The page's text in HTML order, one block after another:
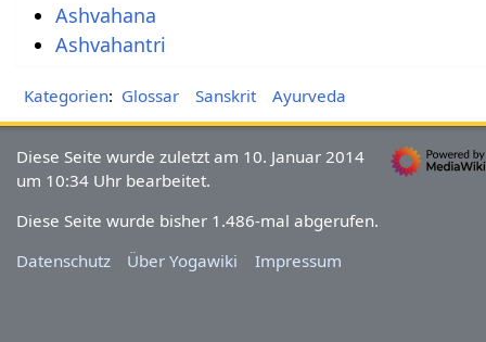
Ashvahana
Ashvahantri
Kategorien: Glossar Sanskrit Ayurveda
Diese Seite wurde zuletzt am 10. Januar 2014
um 10:34 Uhr bearbeitet.
Diese Seite wurde bisher 1.486-mal abgerufen.
Datenschutz
Über Yogawiki Impressum